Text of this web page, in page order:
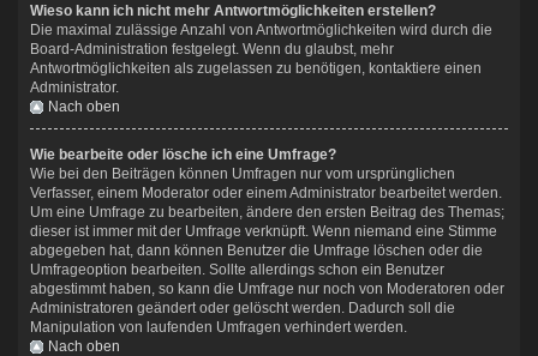
Wieso kann ich nicht mehr Antwortmöglichkeiten erstellen?
Die maximal zulässige Anzahl von Antwortmöglichkeiten wird durch die
Board-Administration festgelegt. Wenn du glaubst, mehr
Antwortmöglichkeiten als zugelassen zu benötigen, kontaktiere einen
Administrator.
Nach oben
Wie bearbeite oder lösche ich eine Umfrage?
Wie bei den Beiträgen können Umfragen nur vom ursprünglichen
Verfasser, einem Moderator oder einem Administrator bearbeitet werden.
Um eine Umfrage zu bearbeiten, ändere den ersten Beitrag des Themas;
dieser ist immer mit der Umfrage verknüpft. Wenn niemand eine Stimme
abgegeben hat, dann können Benutzer die Umfrage löschen oder die
Umfrageoption bearbeiten. Sollte allerdings schon ein Benutzer
abgestimmt haben, so kann die Umfrage nur noch von Moderatoren oder
Administratoren geändert oder gelöscht werden. Dadurch soll die
Manipulation von laufenden Umfragen verhindert werden.
Nach oben